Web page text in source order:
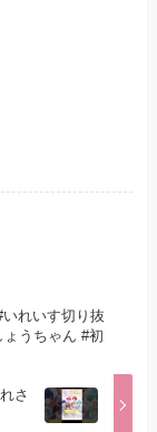
れいす切り抜
うちゃん #初
さ